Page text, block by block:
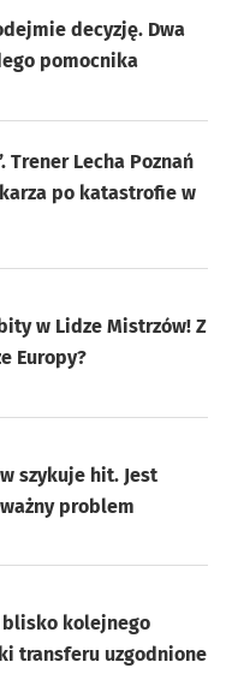
decyzję. Dwa
pomocnika
Trener Lecha Poznań
po katastrofie w
w Lidze Mistrzów! Z
Europy?
szykuje hit. Jest
problem
blisko kolejnego
transferu uzgodnione